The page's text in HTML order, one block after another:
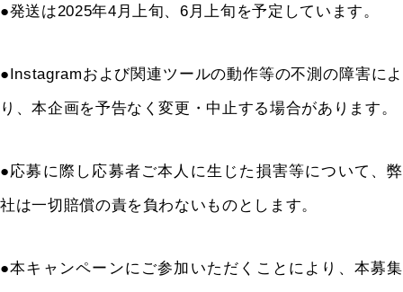
●発送は2025年4 月上旬、6 月上旬を予定しています。
●Instagramおよび関連ツールの動作等の不測の障害によ
り、本企画を予告なく変更・中止する場合があります。
●応募に際し応募者ご本人に生じた損害等について、弊
社は一切賠償の責を負わないものとします。
●本キャンペーンにご参加いただくことにより、本募集